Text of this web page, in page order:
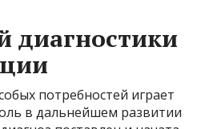
диагностики
потребностей играет
в дальнейшем развитии